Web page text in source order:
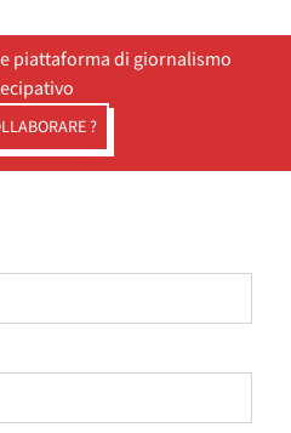
piattaforma di giornalismo
?